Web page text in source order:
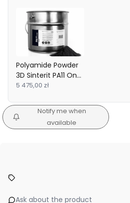
Polyamide Powder
3D Sinterit PA11 Onyx
Fresh 6kg
5 475,00 zł
Notify me when
available
Ask about the product